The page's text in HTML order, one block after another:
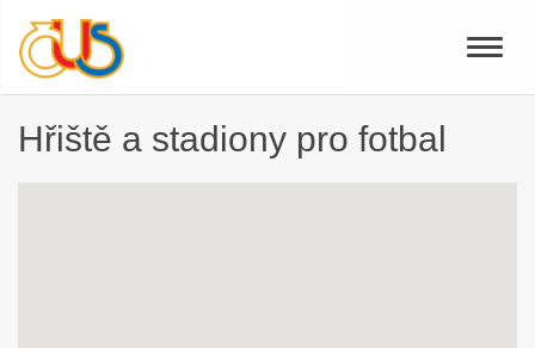
Toggle
Hřiště a stadiony pro fotbal